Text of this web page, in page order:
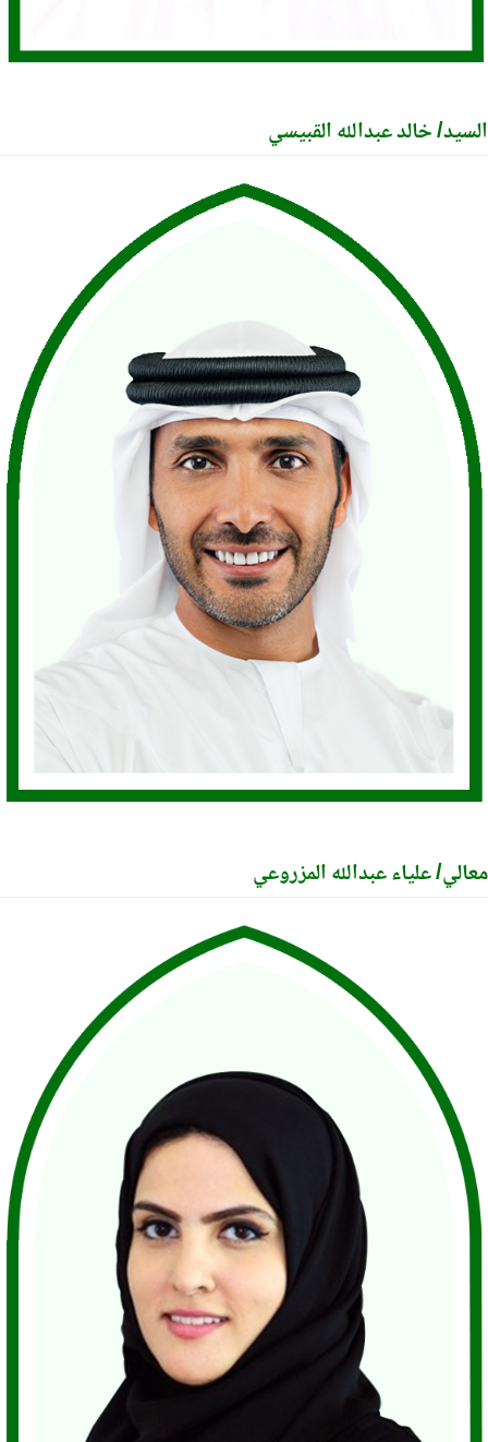
خالد عبدالله القبيسي
علياء عبدالله المزروعي